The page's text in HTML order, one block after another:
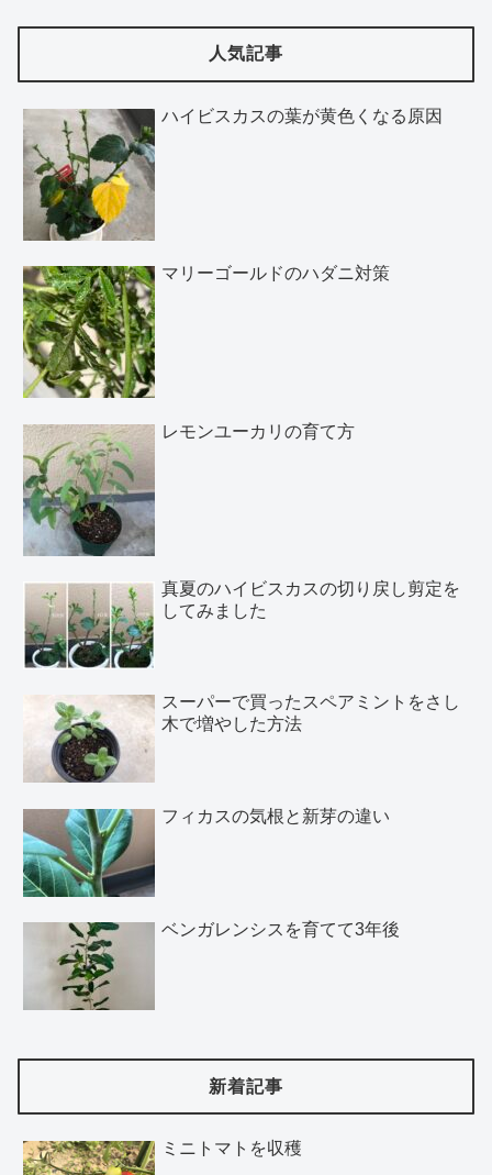
人気記事
ハイビスカスの葉が黄色くなる原因
マリーゴールドのハダニ対策
レモンユーカリの育て方
真夏のハイビスカスの切り戻し剪定を
してみました
スーパーで買ったスペアミントをさし
木で増やした方法
フィカスの気根と新芽の違い
ベンガレンシスを育てて3年後
新着記事
ミニトマトを収穫